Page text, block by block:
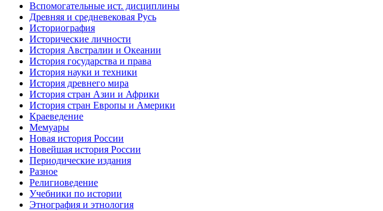
Вспомогательные ист. дисциплины
Древняя и средневековая Русь
Историография
Исторические личности
История Австралии и Океании
История государства и права
История науки и техники
История древнего мира
История стран Азии и Африки
История стран Европы и Америки
Краеведение
Мемуары
Новая история России
Новейшая история России
Периодические издания
Разное
Религиоведение
Учебники по истории
Этнография и этнология